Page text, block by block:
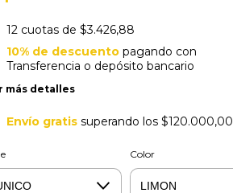
12 cuotas de $3.426,88
10% de descuentopagando con
Transferencia o depósito bancario
más detalles
Envío gratis superando los $120.000,00
Color